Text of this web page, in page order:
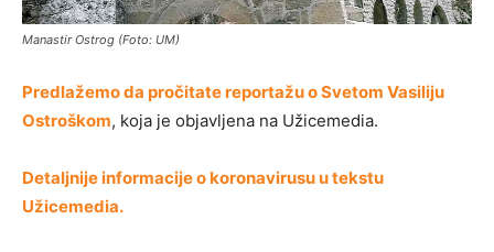
Manastir Ostrog (Foto: UM)
Predlažemo da pročitate reportažu o Svetom Vasiliju
Ostroškom, koja je objavljena na Užicemedia.
Detaljnije informacije o koronavirusu u tekstu
Užicemedia.